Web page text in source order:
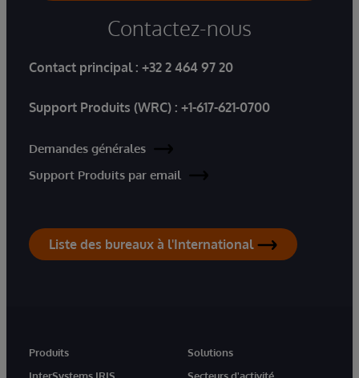
Contactez-nous
Contact principal : +32 2 464 97 20
Support Produits (WRC) : +1-617-621-0700
Demandes générales
Support Produits par email
Liste des bureaux à l'International
Produits
Solutions